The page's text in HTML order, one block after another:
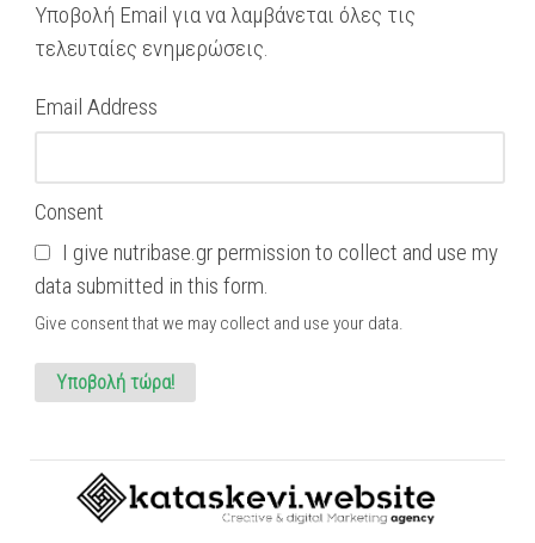
Υποβολή Email για να λαμβάνεται όλες τις
τελευταίες ενημερώσεις.
Email Address
Consent
I give nutribase.gr permission to collect and use my
data submitted in this form.
Give consent that we may collect and use your data.
Υποβολή τώρα!